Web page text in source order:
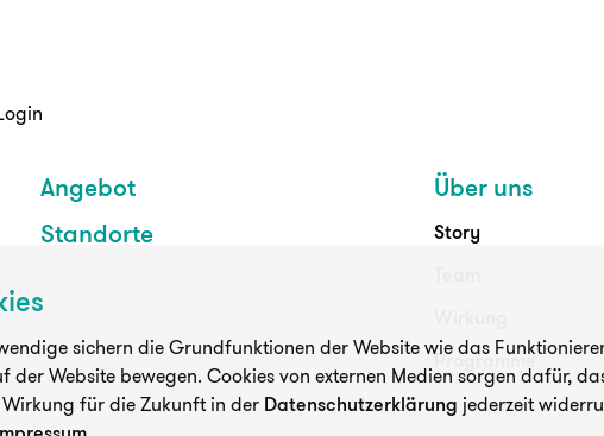
Angebot
Standorte
Über uns
Story
Programme
sichern die Grundfunktionen der Website wie das
der Website bewegen. Cookies von externen Medien sorgen dafür,
für die Zukunft in der Datenschutzerklärung jederzeit